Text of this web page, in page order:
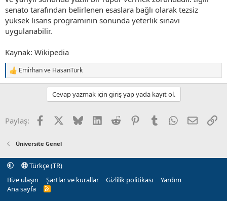
senato tarafından belirlenen esaslara bağlı olarak tezsiz
yüksek lisans programının sonunda yeterlik sınavı
uygulanabilir.
Kaynak: Wikipedia
T
e
e
Emirhanve HasanTürk
Cevap yazmak için giriş yap yada kayıt ol.
Paylaş: FacebookX (Twitter)
BlueskyLinkedInReddit PinterestTumblr WhatsApp
E-posta
Üniversite Genel
Türkçe (TR)
Bize ulaşın
Şartlar ve kurallar Gizlilik politikası
Yardım
Ana sayfa
R